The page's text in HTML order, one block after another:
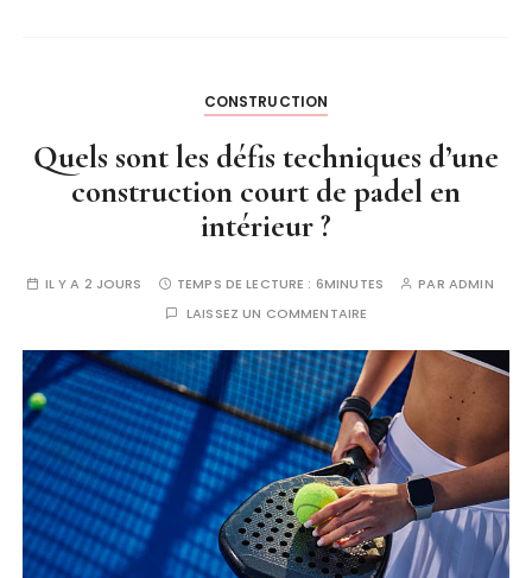
CONSTRUCTION
Quels sont les défis techniques d’une
construction court de padel en
intérieur ?
IL Y A 2 JOURS TEMPS DE LECTURE : 6MINUTES PAR ADMIN
LAISSEZ UN COMMENTAIRE